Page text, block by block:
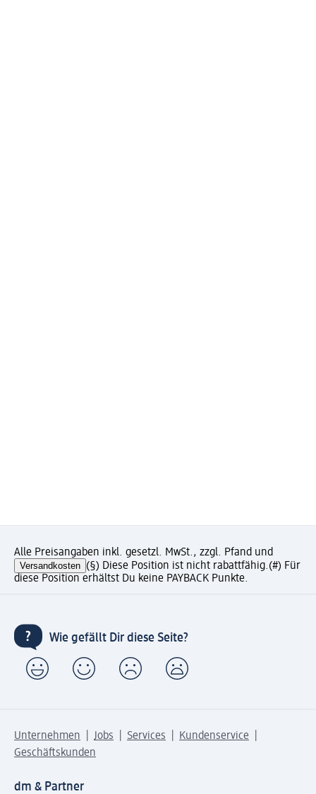
Alle Preisangaben inkl. gesetzl. MwSt., zzgl. Pfand und
Versandkosten (§) Diese Position ist nicht rabattfähig.(#) Für
diese Position erhältst Du keine PAYBACK Punkte.
Wie gefällt Dir diese Seite?
Unternehmen Jobs Services
Kundenservice
Geschäftskunden
dm & Partner